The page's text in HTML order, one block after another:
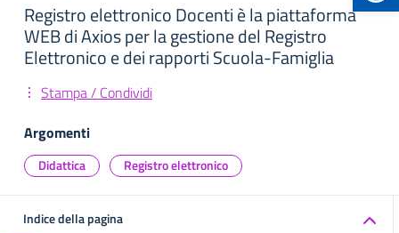
Registro elettronico Docenti è la piattaforma
WEB di Axios per la gestione del Registro
Elettronico e dei rapporti Scuola-Famiglia
Stampa / Condividi
Argomenti
Didattica Registro elettronico
Indice della pagina